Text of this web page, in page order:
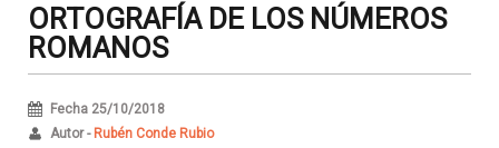
ORTOGRAFÍA DE LOS NÚMEROS
ROMANOS
Fecha 25/10/2018
Autor - Rubén Conde Rubio